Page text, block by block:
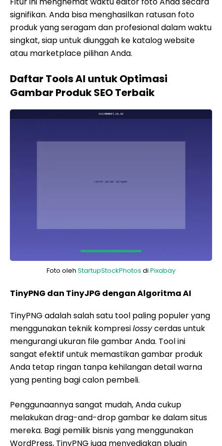
signifikan. Anda bisa menghasilkan ratusan foto
produk yang seragam dan profesional dalam waktu
singkat, siap untuk diunggah ke katalog website
atau marketplace pilihan Anda.
Daftar Tools AI untuk Optimasi
Gambar Produk SEO Terbaik
Foto oleh StartupStockPhotos di Pixabay
TinyPNG dan TinyJPG dengan Algoritma AI
TinyPNG adalah salah satu tool paling populer yang
menggunakan teknik kompresilossycerdas untuk
mengurangi ukuran file gambar Anda. Tool ini
sangat efektif untuk memastikan gambar produk
Anda tetap ringan tanpa kehilangan detail warna
yang penting bagi calon pembeli.
Penggunaannya sangat mudah, Anda cukup
melakukan drag-and-drop gambar ke dalam situs
mereka. Bagi pemilik bisnis yang menggunakan
WordPress, TinyPNG juga menyediakan plugin